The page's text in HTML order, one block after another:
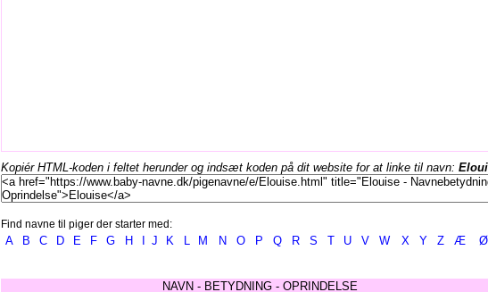
Kopiér HTML-koden i feltet herunder og indsæt koden på dit website for at linke til navn:
Find navne til piger der starter med:
A B C D E F G H J K L M N O P Q R S T U V W X Y Z Æ Ø
NAVN - BETYDNING - OPRINDELSE